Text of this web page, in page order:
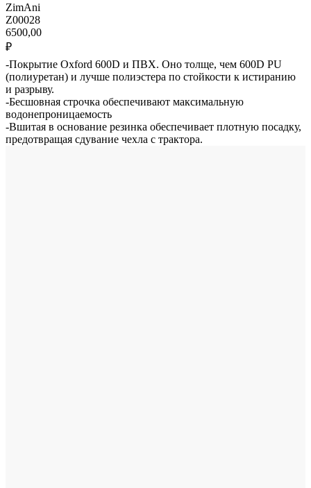
ZimAni
Z00028
6500,00
₽
-Покрытие Oxford 600D и ПВХ. Оно толще, чем 600D PU
(полиуретан) и лучше полиэстера по стойкости к истиранию
и разрыву.
-Бесшовная строчка обеспечивают максимальную
водонепроницаемость
-Вшитая в основание резинка обеспечивает плотную посадку,
предотвращая сдувание чехла с трактора.